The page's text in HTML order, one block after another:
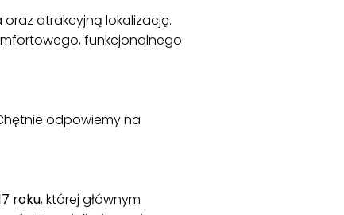
atrakcyjną lokalizację.
funkcjonalnego
odpowiemy na
roku, której głównym